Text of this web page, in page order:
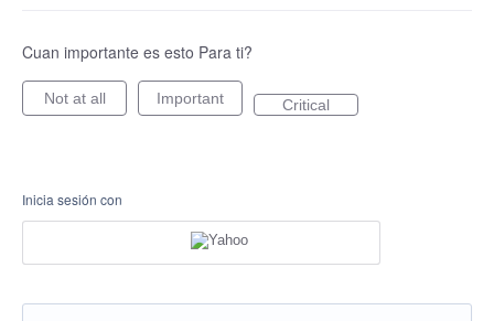
Cuan importante es esto Para ti?
Not at all Important Critical
Inicia sesión con